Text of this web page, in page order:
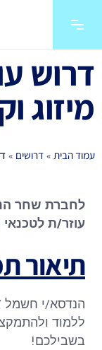
דרוש
מיזוג
עמוד הבית » דרושים »
לחברת שחר
עוזר/ת לטכנאי
תיאור
הנדסא/י חשמל
ללמוד
בשבילכם!